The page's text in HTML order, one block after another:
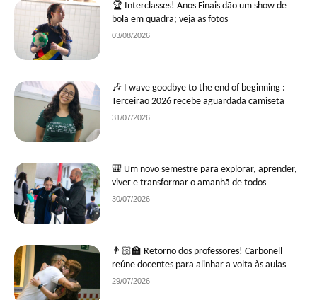
🏆 Interclasses! Anos Finais dão um show de
bola em quadra; veja as fotos
03/08/2026
🎶 I wave goodbye to the end of beginning :
Terceirão 2026 recebe aguardada camiseta
31/07/2026
🎒 Um novo semestre para explorar, aprender,
viver e transformar o amanhã de todos
30/07/2026
👨🏻‍🏫 Retorno dos professores! Carbonell
reúne docentes para alinhar a volta às aulas
29/07/2026